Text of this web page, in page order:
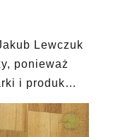
Lewczuk
ponieważ
i produk…